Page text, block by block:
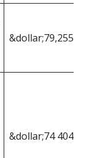
&dollar;79,255
&dollar;74 404